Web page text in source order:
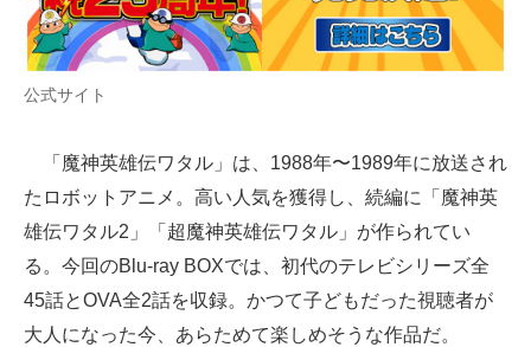
経営リーダーのコミュニティ
マーケ×ITの今がよく分かる
ITエンジニア向け専門サイト
企業向けIT製品の総合サイト
製造業のIT導入・活用を支援
公式サイト
「魔神英雄伝ワタル」は、1988年〜1989年に放送され
たロボットアニメ。高い人気を獲得し、続編に「魔神英
雄伝ワタル2」「超魔神英雄伝ワタル」が作られてい
る。今回のBlu-ray BOXでは、初代のテレビシリーズ全
45話とOVA全2話を収録。かつて子どもだった視聴者が
大人になった今、あらためて楽しめそうな作品だ。